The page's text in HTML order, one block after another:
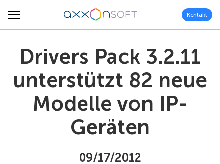
Kontakt
Drivers Pack 3.2.11
unterstützt 82 neue
Modelle von IP-
Geräten
09/17/2012